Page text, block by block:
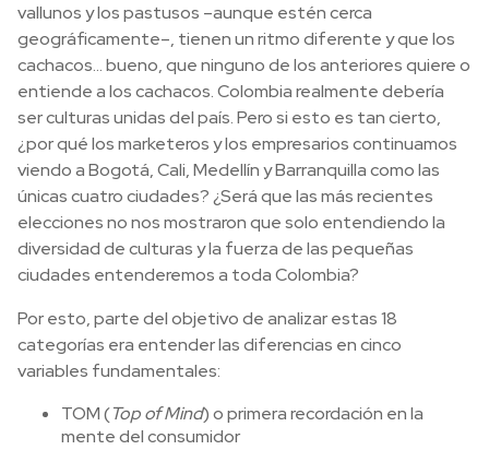
vallunos y los pastusos –aunque estén cerca
geográficamente–, tienen un ritmo diferente y que los
cachacos… bueno, que ninguno de los anteriores quiere o
entiende a los cachacos. Colombia realmente debería
ser culturas unidas del país. Pero si esto es tan cierto,
¿por qué los marketeros y los empresarios continuamos
viendo a Bogotá, Cali, Medellín y Barranquilla como las
únicas cuatro ciudades? ¿Será que las más recientes
elecciones no nos mostraron que solo entendiendo la
diversidad de culturas y la fuerza de las pequeñas
ciudades entenderemos a toda Colombia?
Por esto, parte del objetivo de analizar estas 18
categorías era entender las diferencias en cinco
variables fundamentales:
TOM (Top of Mind) o primera recordación en la
mente del consumidor